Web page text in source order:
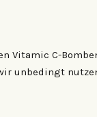
Vitamic C-
unbedingt